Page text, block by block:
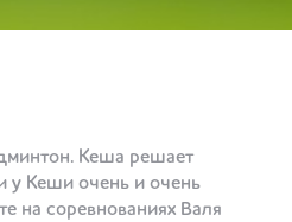
Кеша решает
у Кеши очень и очень
на соревнованиях Валя